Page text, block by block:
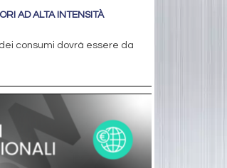
AD ALTA INTENSITÀ
consumi dovrà essere da